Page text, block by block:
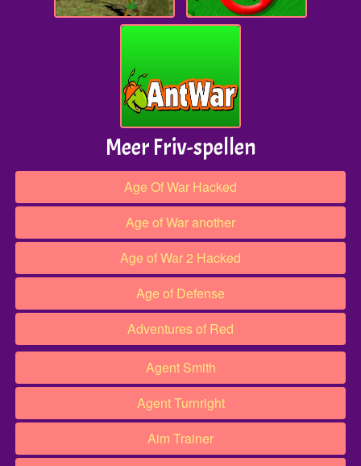
Meer Friv-spellen
Age Of War Hacked
Age of War another
Age of War 2 Hacked
Age of Defense
Adventures of Red
Agent Smith
Agent Turnright
Aim Trainer